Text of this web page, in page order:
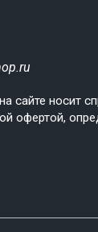
сайте носит
офертой,